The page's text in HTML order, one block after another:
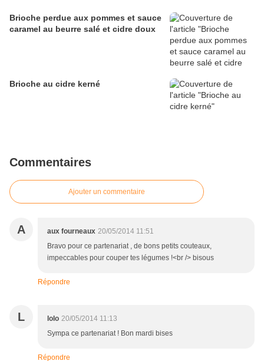
Brioche perdue aux pommes et sauce
caramel au beurre salé et cidre doux
Brioche au cidre kerné
Commentaires
Ajouter un commentaire
A aux fourneaux 20/05/2014 11:51
Bravo pour ce partenariat , de bons petits couteaux,
impeccables pour couper tes légumes !<br /> bisous
Répondre
L lolo 20/05/2014 11:13
Sympa ce partenariat ! Bon mardi bises
Répondre